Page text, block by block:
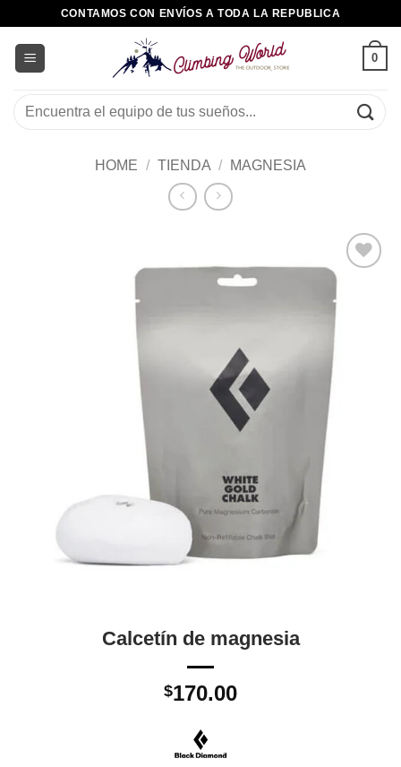
contenido
CONTAMOS CON ENVÍOS A TODA LA REPUBLICA
0
Buscar
HOME / TIENDA / MAGNESIA
Calcetín de magnesia
$170.00